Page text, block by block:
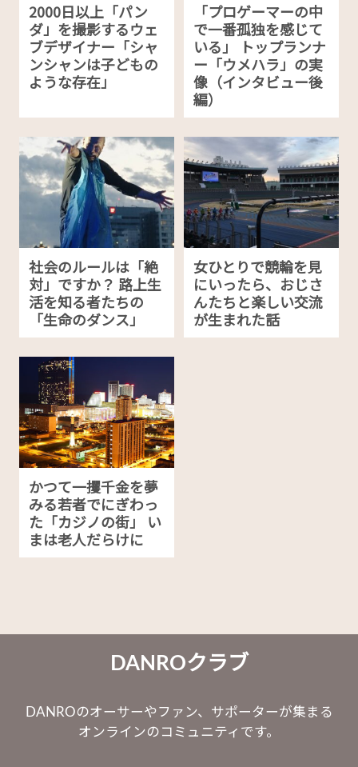
2000日以上「パン
ダ」を撮影するウェ
ブデザイナー「シャ
ンシャンは子どもの
ような存在」
「プロゲーマーの中
で一番孤独を感じて
いる」 トップランナ
ー「ウメハラ」の実
像（インタビュー後
編）
社会のルールは「絶
対」ですか？ 路上生
活を知る者たちの
「生命のダンス」
女ひとりで競輪を見
にいったら、おじさ
んたちと楽しい交流
が生まれた話
かつて一攫千金を夢
みる若者でにぎわっ
た「カジノの街」 い
まは老人だらけに
DANROクラブ
DANROのオーサーやファン、サポーターが集まる
オンラインのコミュニティです。